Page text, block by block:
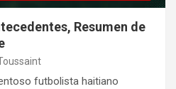
Resumen de
futbolista haitiano